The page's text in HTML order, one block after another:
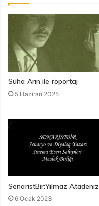
Süha Arın ile röportaj
5 Haziran 2025
SenaristBir:Yılmaz Atadeniz
6 Ocak 2023